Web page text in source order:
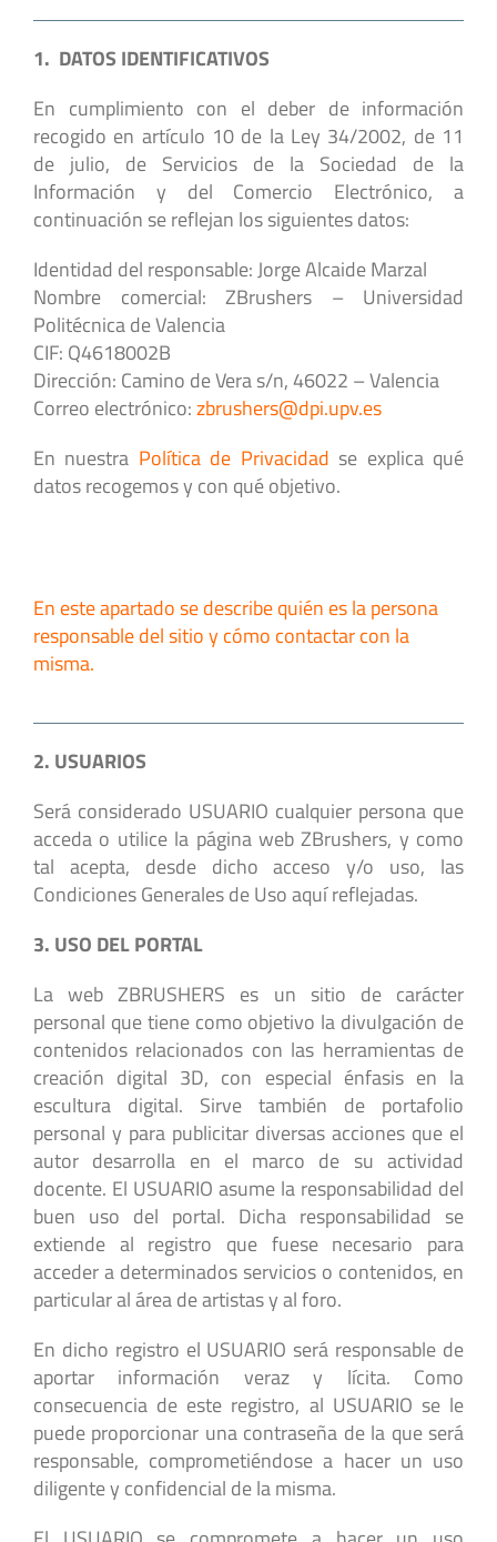
1. DATOS IDENTIFICATIVOS
En cumplimiento con el deber de información
recogido en artículo 10 de la Ley 34/2002, de 11
de julio, de Servicios de la Sociedad de la
Información y del Comercio Electrónico, a
continuación se reflejan los siguientes datos:
Identidad del responsable: Jorge Alcaide Marzal
Nombre comercial: ZBrushers – Universidad
Politécnica de Valencia
CIF: Q4618002B
Dirección: Camino de Vera s/n, 46022 – Valencia
Correo electrónico:zbrushers@dpi.upv.es
En nuestra Política de Privacidad se explica qué
datos recogemos y con qué objetivo.
En este apartado se describe quién es la persona
responsable del sitio y cómo contactar con la
misma.
2. USUARIOS
Será considerado USUARIO cualquier persona que
acceda o utilice la página web ZBrushers, y como
tal acepta, desde dicho acceso y/o uso, las
Condiciones Generales de Uso aquí reflejadas.
3. USO DEL PORTAL
La web ZBRUSHERS es un sitio de carácter
personal que tiene como objetivo la divulgación de
contenidos relacionados con las herramientas de
creación digital 3D, con especial énfasis en la
escultura digital. Sirve también de portafolio
personal y para publicitar diversas acciones que el
autor desarrolla en el marco de su actividad
docente. El USUARIO asume la responsabilidad del
buen uso del portal. Dicha responsabilidad se
extiende al registro que fuese necesario para
acceder a determinados servicios o contenidos, en
particular al área de artistas y al foro.
En dicho registro el USUARIO será responsable de
aportar información veraz y lícita. Como
consecuencia de este registro, al USUARIO se le
puede proporcionar una contraseña de la que será
responsable, comprometiéndose a hacer un uso
diligente y confidencial de la misma.